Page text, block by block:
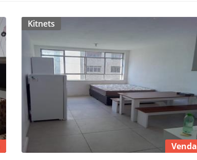
Kitnets
Venda